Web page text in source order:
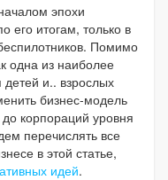
эпохи
его итогам, только в
Помимо
одна из наиболее
детей и.. взрослых
бизнес-модель
корпораций уровня
перечислять все
в этой статье,
идей.